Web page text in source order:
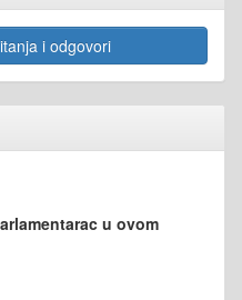
i odgovori
u ovom